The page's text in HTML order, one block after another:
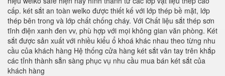
cấp. két sắt an toàn welko được thiết kế với lớp thép bề mặt, lớp
thép bên trong và lớp chất chống cháy. Với Chất liệu sắt thép sơn
tĩnh điện xanh đen vv, phù hợp với mọi không gian văn phòng. Két
sắt được sản xuất với nhiều kiểu ổ khoá khác nhau theo từng nhu
cầu của khách hàng Hệ thống cửa hàng két sắt vân tay trên khắp
các tỉnh thành sẵn sàng phục vụ nhu cầu mua bán két sắt của
khách hàng